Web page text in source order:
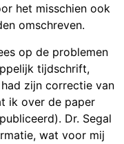
het misschien ook
omschreven.
op de problemen
tijdschrift,
had zijn correctie van
ik over de paper
Dr. Segal
wat voor mij